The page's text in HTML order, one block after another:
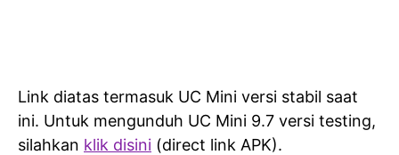
Link diatas termasuk UC Mini versi stabil saat
ini. Untuk mengunduh UC Mini 9.7 versi testing,
silahkan klik disini (direct link APK).